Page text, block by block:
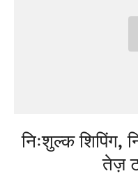
निःशुल्क
तेज़